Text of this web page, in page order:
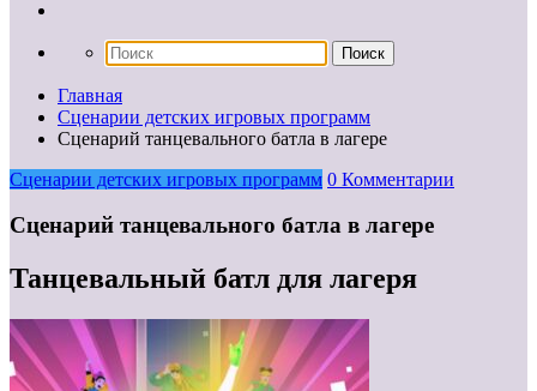
Главная
Сценарии детских игровых программ
Сценарий танцевального батла в лагере
Сценарии детских игровых программ 0 Комментарии
Сценарий танцевального батла в лагере
Танцевальный батл для лагеря